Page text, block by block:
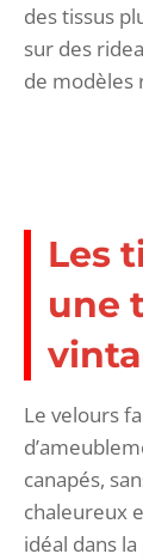
des tissus
sur des
de modèles
Les
une
Le velours
canapés,
chaleureux
idéal dans